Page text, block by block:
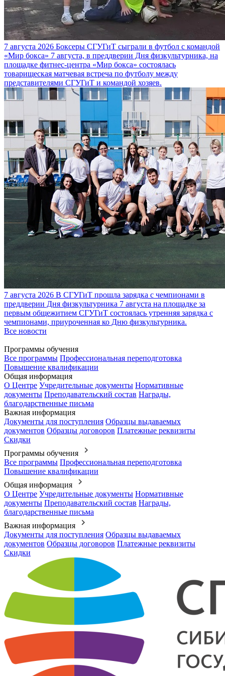
7 августа 2026 Боксеры СГУГиТ сыграли в футбол с командой
«Мир бокса» 7 августа, в преддверии Дня физкультурника, на
площадке фитнес-центра «Мир бокса» состоялась
товарищеская матчевая встреча по футболу между
представителями СГУГиТ и командой хозяев.
7 августа 2026 В СГУГиТ прошла зарядка с чемпионами в
преддверии Дня физкультурника 7 августа на площадке за
первым общежитием СГУГиТ состоялась утренняя зарядка с
чемпионами, приуроченная ко Дню физкультурника.
Все новости
Программы обучения
Все программы Профессиональная переподготовка
Повышение квалификации
Общая информация
О Центре Учредительные документы Нормативные
документы Преподавательский состав Награды,
благодарственные письма
Важная информация
Документы для поступления Образцы выдаваемых
документов Образцы договоров Платежные реквизиты
Скидки
Программы обучения
Все программы Профессиональная переподготовка
Повышение квалификации
Общая информация
О Центре Учредительные документы Нормативные
документы Преподавательский состав Награды,
благодарственные письма
Важная информация
Документы для поступления Образцы выдаваемых
документов Образцы договоров Платежные реквизиты
Скидки